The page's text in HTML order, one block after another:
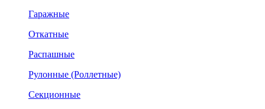
Гаражные
Откатные
Распашные
Рулонные (Роллетные)
Секционные